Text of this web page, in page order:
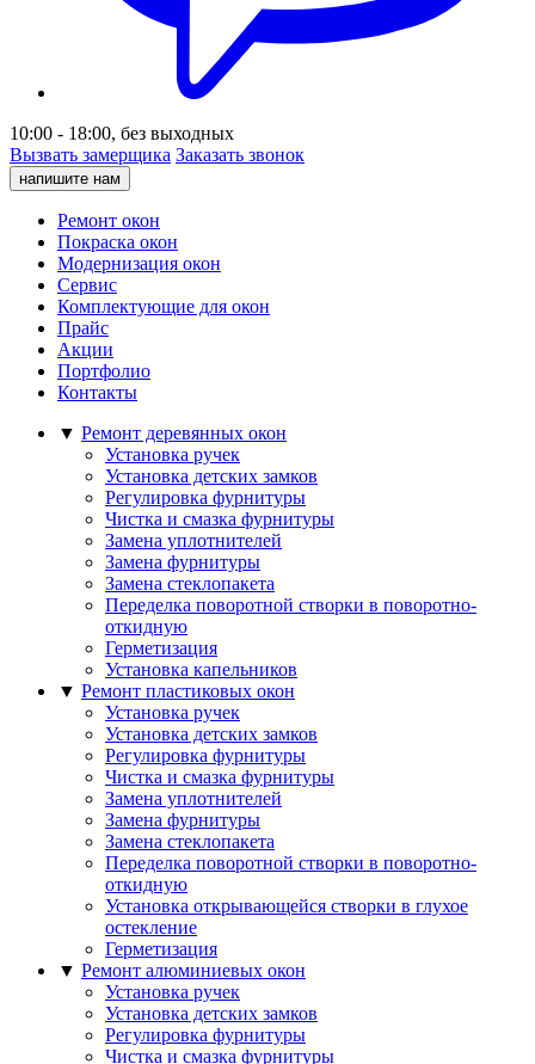
10:00 - 18:00, без выходных
Вызвать замерщика Заказать звонок
напишите нам
Ремонт окон
Покраска окон
Модернизация окон
Сервис
Комплектующие для окон
Прайс
Акции
Портфолио
Контакты
▼ Ремонт деревянных окон
Установка ручек
Установка детских замков
Регулировка фурнитуры
Чистка и смазка фурнитуры
Замена уплотнителей
Замена фурнитуры
Замена стеклопакета
Переделка поворотной створки в поворотно-
откидную
Герметизация
Установка капельников
▼ Ремонт пластиковых окон
Установка ручек
Установка детских замков
Регулировка фурнитуры
Чистка и смазка фурнитуры
Замена уплотнителей
Замена фурнитуры
Замена стеклопакета
Переделка поворотной створки в поворотно-
откидную
Установка открывающейся створки в глухое
остекление
Герметизация
▼ Ремонт алюминиевых окон
Установка ручек
Установка детских замков
Регулировка фурнитуры
Чистка и смазка фурнитуры